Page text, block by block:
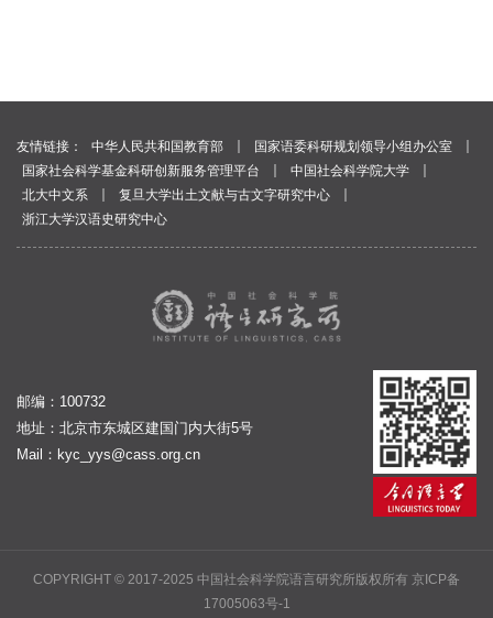
友情链接： 中华人民共和国教育部 ｜ 国家语委科研规划领导小组办公室
｜
国家社会科学基金科研创新服务管理平台
｜ 中国社会科学院大学
｜
北大中文系
｜ 复旦大学出土文献与古文字研究中心
｜
浙江大学汉语史研究中心
邮编：100732
地址：北京市东城区建国门内大街5号
Mail： kyc_yys@cass.org.cn
COPYRIGHT © 2017-2025 中国社会科学院语言研究所版权所有 京ICP备
17005063号-1